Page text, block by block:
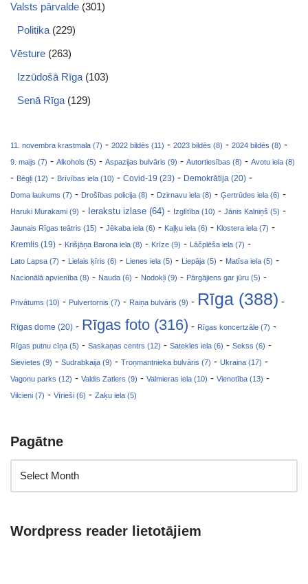
Valsts pārvalde (301)
Politika (229)
Vēsture (263)
Izzūdošā Rīga (103)
Senā Rīga (129)
11. novembra krastmala (7) - 2022 bildēs (11) - 2023 bildēs (8) - 2024 bildēs (8) -
9. maijs (7) - Alkohols (5) - Aspazijas bulvāris (9) - Autortiesības (8) - Avotu iela (8)
- Bēgļi (12) - Brīvības iela (10) - Covid-19 (23) - Demokrātija (20) -
Doma laukums (7) - Drošības policija (8) - Dzirnavu iela (8) - Ģertrūdes iela (6) -
Haruki Murakami (9) - Ierakstu izlase (64) - Izglītība (10) - Jānis Kalniņš (5) -
Jaunais Rīgas teātris (15) - Jēkaba iela (6) - Kaļķu iela (6) - Klostera iela (7) -
Kremlis (19) - Krišjāņa Barona iela (8) - Krīze (9) - Lāčplēša iela (7) -
Lato Lapsa (7) - Lielais ķīris (6) - Lienes iela (5) - Liepāja (5) - Matīsa iela (5) -
Nacionālā apvienība (8) - Nauda (6) - Nodokļi (9) - Pārgājiens gar jūru (5) -
Privātums (10) - Pulvertornis (7) - Raiņa bulvāris (9) - Rīga (388) -
Rīgas dome (20) - Rīgas foto (316) - Rīgas koncertzāle (7) -
Rīgas putnu cīņa (5) - Saskaņas centrs (12) - Satekles iela (6) - Sekss (6) -
Sievietes (9) - Sudrabkaija (9) - Troņmantnieka bulvāris (7) - Ukraina (17) -
Vagonu parks (12) - Valdis Zatlers (9) - Valmieras iela (10) - Vienotība (13) -
Vilcieni (7) - Vīrieši (6) - Zaķu iela (5)
Pagātne
Wordpress reader lietotājiem